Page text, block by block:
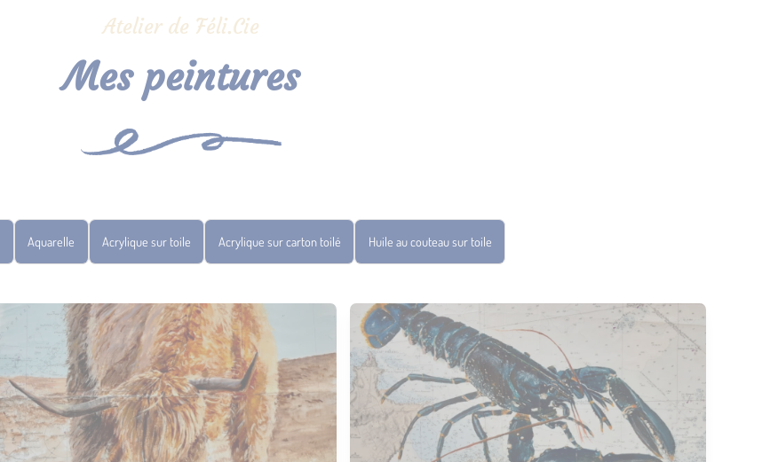
Atelier de Féli.Cie
Mes peintures
Aquarelle Acrylique sur toile Acrylique sur carton toilé Huile au couteau sur toile